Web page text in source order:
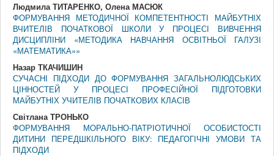
Людмила ТИТАРЕНКО, Олена МАСЮК
ФОРМУВАННЯ МЕТОДИЧНОЇ КОМПЕТЕНТНОСТІ МАЙБУТНІХ
ВЧИТЕЛІВ ПОЧАТКОВОЇ ШКОЛИ У ПРОЦЕСІ ВИВЧЕННЯ
ДИСЦИПЛІНИ «МЕТОДИКА НАВЧАННЯ ОСВІТНЬОЇ ГАЛУЗІ
«МАТЕМАТИКА»»
Назар ТКАЧИШИН
СУЧАСНІ ПІДХОДИ ДО ФОРМУВАННЯ ЗАГАЛЬНОЛЮДСЬКИХ
ЦІННОСТЕЙ У ПРОЦЕСІ ПРОФЕСІЙНОЇ ПІДГОТОВКИ
МАЙБУТНІХ УЧИТЕЛІВ ПОЧАТКОВИХ КЛАСІВ
Світлана ТРОНЬКО
ФОРМУВАННЯ МОРАЛЬНО-ПАТРІОТИЧНОЇ ОСОБИСТОСТІ
ДИТИНИ ПЕРЕДШКІЛЬНОГО ВІКУ: ПЕДАГОГІЧНІ УМОВИ ТА
ПІДХОДИ